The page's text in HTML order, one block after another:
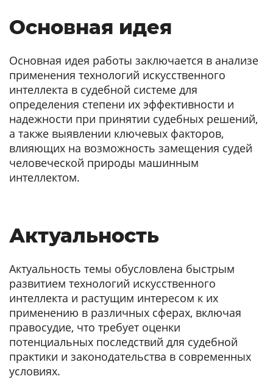
Основная идея
Основная идея работы заключается в анализе
применения технологий искусственного
интеллекта в судебной системе для
определения степени их эффективности и
надежности при принятии судебных решений,
а также выявлении ключевых факторов,
влияющих на возможность замещения судей
человеческой природы машинным
интеллектом.
Актуальность
Актуальность темы обусловлена быстрым
развитием технологий искусственного
интеллекта и растущим интересом к их
применению в различных сферах, включая
правосудие, что требует оценки
потенциальных последствий для судебной
практики и законодательства в современных
условиях.